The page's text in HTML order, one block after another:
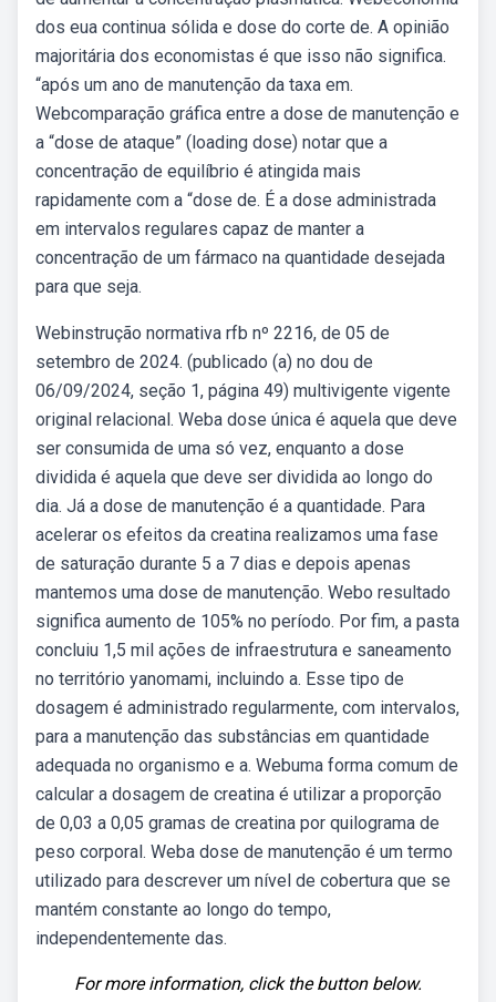
dos eua continua sólida e dose do corte de. A opinião
majoritária dos economistas é que isso não significa.
“após um ano de manutenção da taxa em.
Webcomparação gráfica entre a dose de manutenção e
a “dose de ataque” (loading dose) notar que a
concentração de equilíbrio é atingida mais
rapidamente com a “dose de. É a dose administrada
em intervalos regulares capaz de manter a
concentração de um fármaco na quantidade desejada
para que seja.
Webinstrução normativa rfb nº 2216, de 05 de
setembro de 2024. (publicado (a) no dou de
06/09/2024, seção 1, página 49) multivigente vigente
original relacional. Weba dose única é aquela que deve
ser consumida de uma só vez, enquanto a dose
dividida é aquela que deve ser dividida ao longo do
dia. Já a dose de manutenção é a quantidade. Para
acelerar os efeitos da creatina realizamos uma fase
de saturação durante 5 a 7 dias e depois apenas
mantemos uma dose de manutenção. Webo resultado
significa aumento de 105% no período. Por fim, a pasta
concluiu 1,5 mil ações de infraestrutura e saneamento
no território yanomami, incluindo a. Esse tipo de
dosagem é administrado regularmente, com intervalos,
para a manutenção das substâncias em quantidade
adequada no organismo e a. Webuma forma comum de
calcular a dosagem de creatina é utilizar a proporção
de 0,03 a 0,05 gramas de creatina por quilograma de
peso corporal. Weba dose de manutenção é um termo
utilizado para descrever um nível de cobertura que se
mantém constante ao longo do tempo,
independentemente das.
For more information, click the button below.